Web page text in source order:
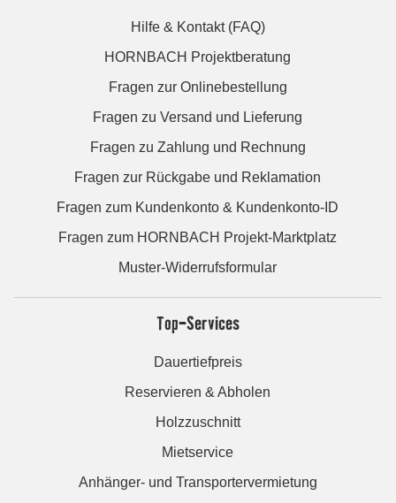
Hilfe & Kontakt (FAQ)
HORNBACH Projektberatung
Fragen zur Onlinebestellung
Fragen zu Versand und Lieferung
Fragen zu Zahlung und Rechnung
Fragen zur Rückgabe und Reklamation
Fragen zum Kundenkonto & Kundenkonto-ID
Fragen zum HORNBACH Projekt-Marktplatz
Muster-Widerrufsformular
Top-Services
Dauertiefpreis
Reservieren & Abholen
Holzzuschnitt
Mietservice
Anhänger- und Transportervermietung